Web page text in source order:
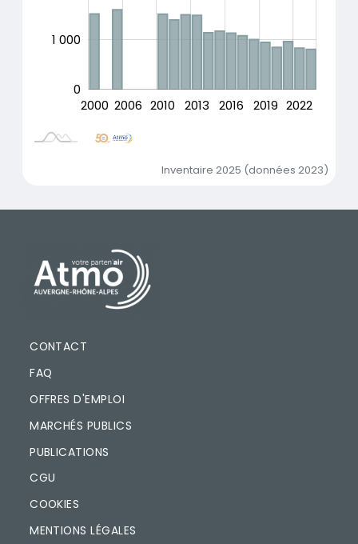
2 000
0
1 000
L
2000
2005
2007 2010
2012
2014 2016
2018
2020 2022
2006 2013 2019
Inventaire 2025 (données 2023)
PIED DE PAGE
CONTACT
FAQ
OFFRES D'EMPLOI
MARCHÉS PUBLICS
PUBLICATIONS
CGU
COOKIES
MENTIONS LÉGALES